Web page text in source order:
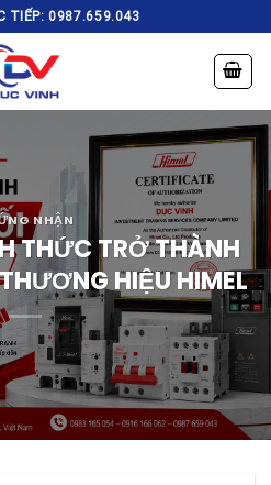
TIẾP: 0987.659.043
NHẬN
THỨC TRỞ THÀNH
HIỆU HIMEL